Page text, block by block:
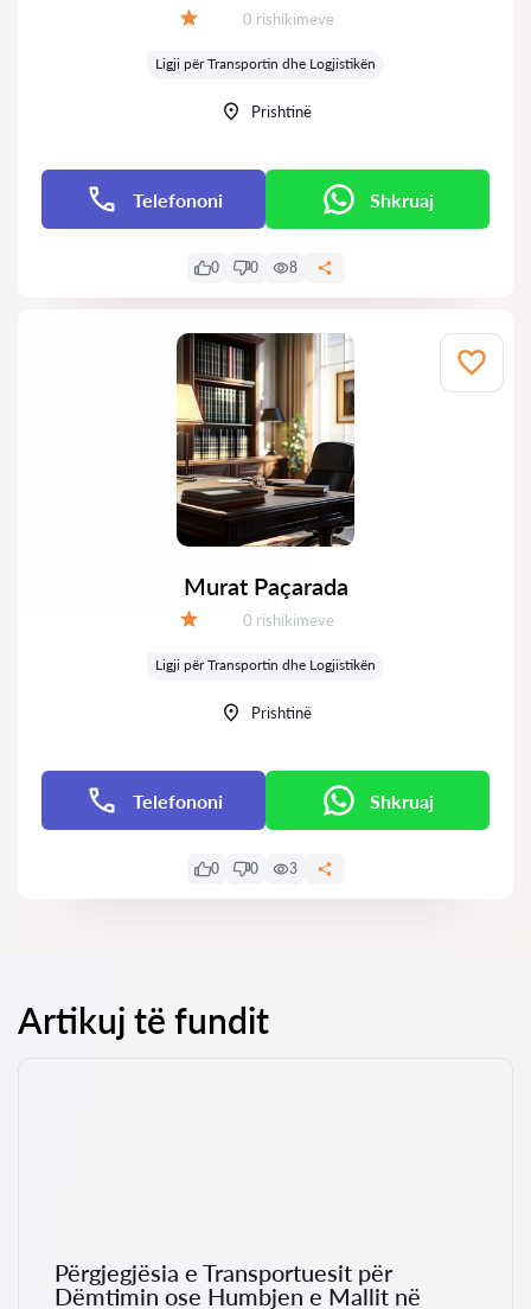
Rishikime:
0 rishikimeve
Ligji për Transportin dhe Logjistikën
Prishtinë
Telefononi Shkruaj
0 0 8
Murat Paçarada
Rishikime:
0 rishikimeve
Ligji për Transportin dhe Logjistikën
Prishtinë
Telefononi Shkruaj
0 0 3
Artikuj të fundit
Përgjegjësia e Transportuesit për
Dëmtimin ose Humbjen e Mallit në